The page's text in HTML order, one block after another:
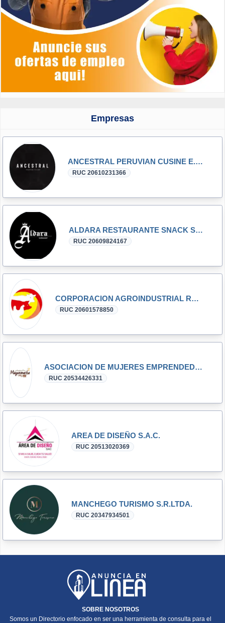
Empresas
ANCESTRAL PERUVIAN CUSINE E.I.R.L.
RUC 20610231366
ALDARA RESTAURANTE SNACK S.A.C
RUC 20609824167
CORPORACION AGROINDUSTRIAL RAMON & MIJAEL S.A.C.
RUC 20601578850
ASOCIACION DE MUJERES EMPRENDEDORAS DE MOYABAMBA CHUNGUI LA MAR-AYACUCHO
RUC 20534426331
AREA DE DISEÑO S.A.C.
RUC 20513020369
MANCHEGO TURISMO S.R.LTDA.
RUC 20347934501
SOBRE NOSOTROS
Somos un Directorio enfocado en ser una herramienta de consulta para el